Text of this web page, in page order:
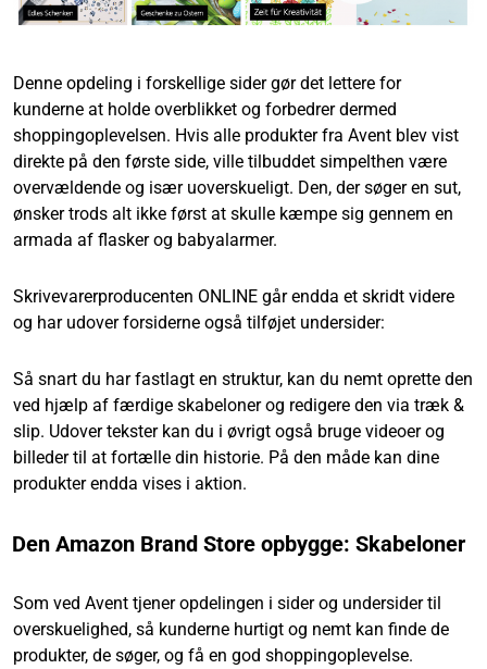
Denne opdeling i forskellige sider gør det lettere for
kunderne at holde overblikket og forbedrer dermed
shoppingoplevelsen. Hvis alle produkter fra Avent blev vist
direkte på den første side, ville tilbuddet simpelthen være
overvældende og især uoverskueligt. Den, der søger en sut,
ønsker trods alt ikke først at skulle kæmpe sig gennem en
armada af flasker og babyalarmer.
Skrivevarerproducenten ONLINE går endda et skridt videre
og har udover forsiderne også tilføjet undersider:
Så snart du har fastlagt en struktur, kan du nemt oprette den
ved hjælp af færdige skabeloner og redigere den via træk &
slip. Udover tekster kan du i øvrigt også bruge videoer og
billeder til at fortælle din historie. På den måde kan dine
produkter endda vises i aktion.
Den Amazon Brand Store opbygge: Skabeloner
Som ved Avent tjener opdelingen i sider og undersider til
overskuelighed, så kunderne hurtigt og nemt kan finde de
produkter, de søger, og få en god shoppingoplevelse.